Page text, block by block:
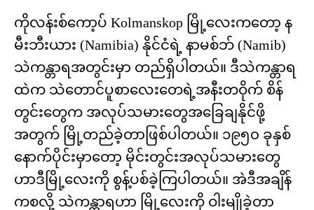
ကိုလန်းစ်ကော့ပ် Kolmanskop မြို့လေးကတော့ န
မီးဘီးယား (Namibia) နိုင်ငံရဲ့ နာမစ်ဘ် (Namib)
သဲကန္တာရအတွင်းမှာ တည်ရှိပါတယ်။ ဒီသဲကန္တာရ
ထဲက သဲတောင်ပူစာလေးတေရဲ့အနီးတဝိုက် စိန်
တွင်းတွေက အလုပ်သမားတွေအခြေချနိုင်ဖို့
အတွက် မြို့တည်ခဲ့တာဖြစ်ပါတယ်။ ၁၉၅၀ ခုနှစ်
နောက်ပိုင်းမှာတော့ မိုင်းတွင်းအလုပ်သမားတွေ
ဟာဒီမြို့လေးကို စွန့်ပစ်ခဲ့ကြပါတယ်။ အဲဒီအချိန်
ကစလို့ သဲကန္တာရဟာ မြို့လေးကို ဝါးမျိုခဲ့တာ